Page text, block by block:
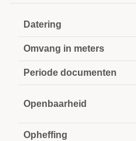
Datering
Omvang in meters
Periode documenten
Openbaarheid
Opheffing